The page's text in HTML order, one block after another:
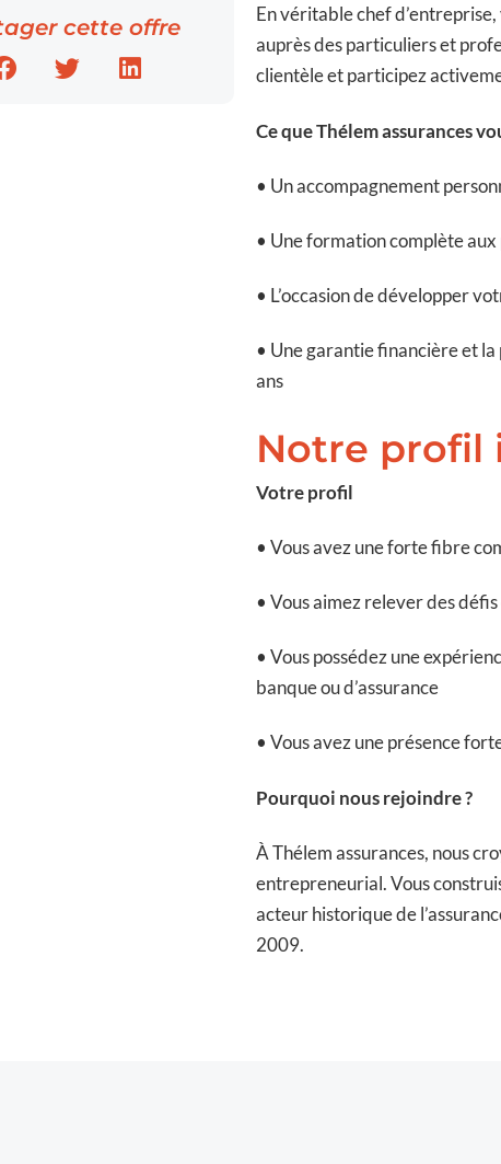
En véritable chef
auprès des particuliers et
clientèle et participez
Ce que Thélem assurances
• Un accompagnement
• Une formation complète
• L’occasion de développer
• Une garantie financière et
ans
Notre profil
Votre profil
• Vous avez une forte fibre
• Vous aimez relever des
• Vous possédez une
banque ou d’assurance
• Vous avez une présence
Pourquoi nous rejoindre ?
À Thélem assurances, nous
entrepreneurial. Vous
acteur historique de
2009.
cette offre